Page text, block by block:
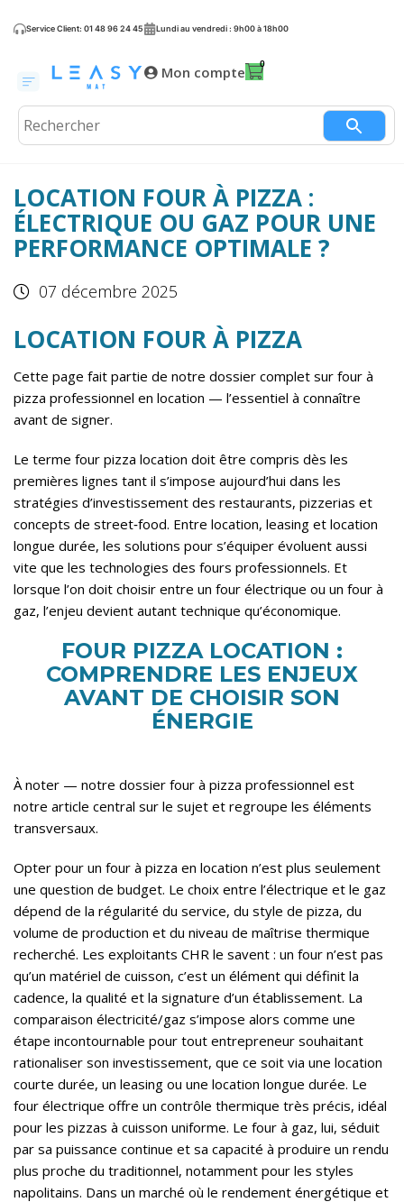
Service Client: 01 48 96 24 45 Lundi au vendredi : 9h00 à 18h00
Mon compte
LOCATION FOUR À PIZZA :
ÉLECTRIQUE OU GAZ POUR UNE
PERFORMANCE OPTIMALE ?
07 décembre 2025
LOCATION FOUR À PIZZA
Cette page fait partie de notre dossier complet sur four à
pizza professionnel en location — l’essentiel à connaître
avant de signer.
Le terme four pizza location doit être compris dès les
premières lignes tant il s’impose aujourd’hui dans les
stratégies d’investissement des restaurants, pizzerias et
concepts de street‑food. Entre location, leasing et location
longue durée, les solutions pour s’équiper évoluent aussi
vite que les technologies des fours professionnels. Et
lorsque l’on doit choisir entre un four électrique ou un four à
gaz, l’enjeu devient autant technique qu’économique.
FOUR PIZZA LOCATION :
COMPRENDRE LES ENJEUX
AVANT DE CHOISIR SON
ÉNERGIE
À noter — notre dossier four à pizza professionnel est
notre article central sur le sujet et regroupe les éléments
transversaux.
Opter pour un four à pizza en location n’est plus seulement
une question de budget. Le choix entre l’électrique et le gaz
dépend de la régularité du service, du style de pizza, du
volume de production et du niveau de maîtrise thermique
recherché. Les exploitants CHR le savent : un four n’est pas
qu’un matériel de cuisson, c’est un élément qui définit la
cadence, la qualité et la signature d’un établissement. La
comparaison électricité/gaz s’impose alors comme une
étape incontournable pour tout entrepreneur souhaitant
rationaliser son investissement, que ce soit via une location
courte durée, un leasing ou une location longue durée. Le
four électrique offre un contrôle thermique très précis, idéal
pour les pizzas à cuisson uniforme. Le four à gaz, lui, séduit
par sa puissance continue et sa capacité à produire un rendu
plus proche du traditionnel, notamment pour les styles
napolitains. Dans un marché où le rendement énergétique et